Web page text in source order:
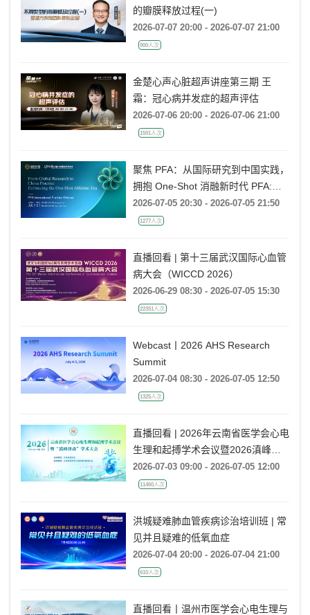
的瓣膜释放过程(一)
2026-07-07 20:00 - 2026-07-07 21:00
900人次
金楚心声心脏超声讲座第三期 王
霜：冠心病并发症的超声评估
2026-07-06 20:00 - 2026-07-06 21:00
1591人次
聚焦 PFA：从国际研究到中国实践，
拥抱 One-Shot 消融新时代 PFA:
From Global Research to China
Practice, Embracing the One-Shot
题会
2026-07-05 20:30 - 2026-07-05 21:50
1277人次
直播回看 | 第十三届武汉国际心血管
病大会（WICCD 2026）
2026-06-29 08:30 - 2026-07-05 15:30
22351人次
Webcast丨2026 AHS Research
Summit
2026-07-04 08:30 - 2026-07-05 12:50
1325人次
直播回看 | 2026年云南省医学会心电
生理和起搏学术会议暨2026滇峰律
动学术大会
2026-07-03 09:00 - 2026-07-05 12:00
11460人次
洪城疑难肺血管疾病诊治培训班 | 常
见并且疑难的低氧血症
2026-07-04 20:00 - 2026-07-04 21:00
610人次
直播回看丨温州市医学会心电生理与